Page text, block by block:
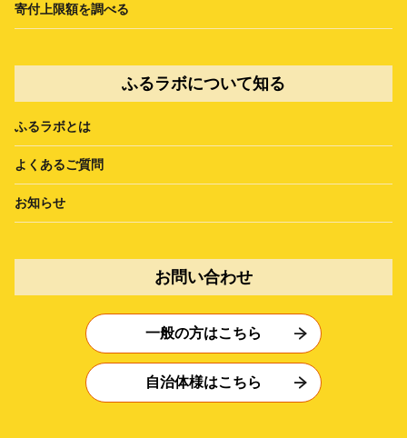
寄付上限額を調べる
ふるラボについて知る
ふるラボとは
よくあるご質問
お知らせ
お問い合わせ
一般の方はこちら
自治体様はこちら